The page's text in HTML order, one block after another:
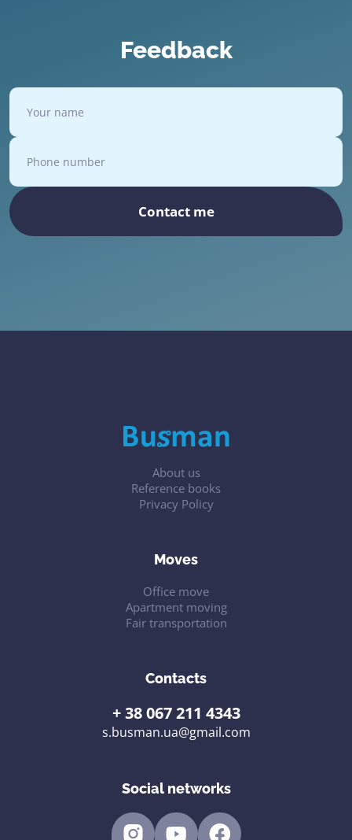
Feedback
Contact me
About us
Reference books
Privacy Policy
Moves
Office move
Apartment moving
Fair transportation
Contacts
+ 38 067 211 4343
s.busman.ua@gmail.com
Social networks